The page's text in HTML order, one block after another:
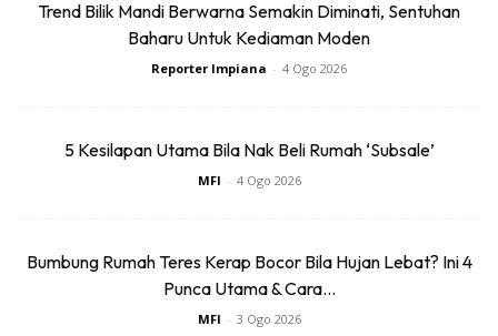
3. Longgokan Barang dan Stor Tidak
Trend Bilik Mandi Berwarna Semakin Diminati, Sentuhan
Baharu Untuk Kediaman Moden
Reporter Impiana - 4 Ogo 2026
5 Kesilapan Utama Bila Nak Beli Rumah ‘Subsale’
MFI - 4 Ogo 2026
Bumbung Rumah Teres Kerap Bocor Bila Hujan Lebat? Ini 4
Punca Utama & Cara...
MFI - 3 Ogo 2026